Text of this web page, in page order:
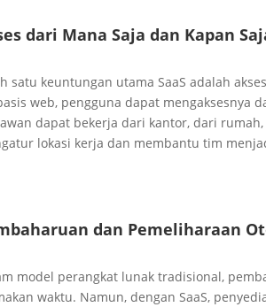
dari Mana Saja dan Kapan
satu keuntungan utama SaaS adalah
web, pengguna dapat mengaksesnya
dapat bekerja dari kantor, dari
lokasi kerja dan membantu tim
dan Pemeliharaan
model perangkat lunak tradisional,
waktu. Namun, dengan SaaS,